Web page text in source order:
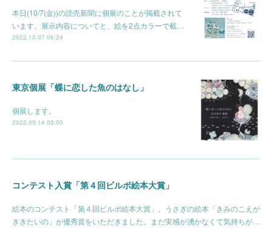
本日(10/7(金))の読売新聞に個展のことが掲載されて
います。展示内容についてと、絵を2点カラーで載…
2022.10.07 06:24
東京個展「蝶に恋した魚のはなし」
個展します。
2022.09.14 03:00
コンテスト入賞「第４回ビルボ絵本大賞」
絵本のコンテスト「第４回ビルボ絵本大賞」。うさぎの絵本「きみのこえが
ききたいの」が優秀賞をいただきました。まだ実感が湧かなくて気持ちが…